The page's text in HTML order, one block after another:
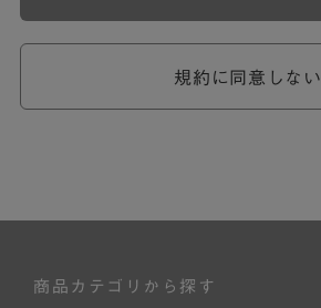
めが優先されるものとします。
ません。
規約に同意しない
商品カテゴリから探す